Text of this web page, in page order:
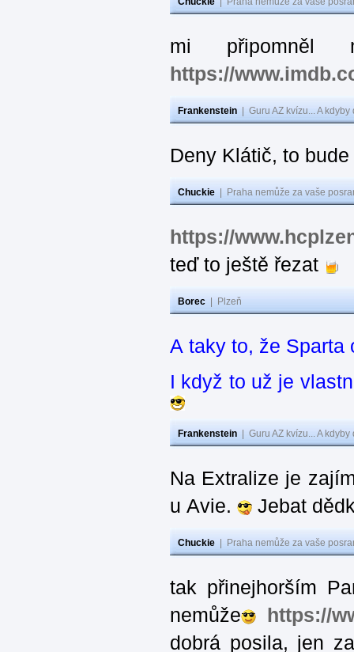
mi připomněl
https://
Frankenstein Guru AZ kvízu... A
Deny Klátič, to
Chuckie Praha nemůže za vaše
https://
teď to ještě řezat
Borec Plzeň
A taky to, že
I když to už je
Frankenstein Guru AZ kvízu... A
Na Extralize je
u Avie.
Jebat
Chuckie Praha nemůže za vaše
tak přinejhorším
nemůže
https://
dobrá posila, jen